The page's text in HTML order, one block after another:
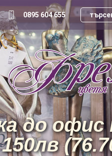
0895 604 655
до офис
150лв